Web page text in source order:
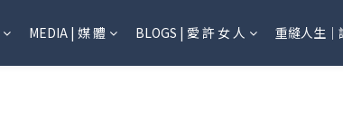
MEDIA | 媒 體 BLOGS | 愛 許 女 人 重縫人生｜